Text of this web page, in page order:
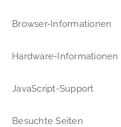
Browser-Informationen
Hardware-Informationen
JavaScript-Support
Besuchte Seiten